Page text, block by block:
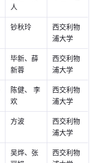
人
钞秋玲
西交利物
浦大学
毕新、薛
新蓉
西交利物
浦大学
陈健、 李
欢
西交利物
浦大学
方波
西交利物
浦大学
吴烨、张
西交利物